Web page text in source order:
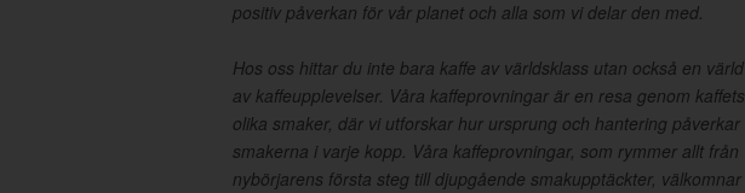
positiv påverkan för vår planet och alla som vi delar den med.
Hos oss hittar du inte bara kaffe av världsklass utan också en värld
av kaffeupplevelser. Våra kaffeprovningar är en resa genom kaffets
olika smaker, där vi utforskar hur ursprung och hantering påverkar
smakerna i varje kopp. Våra kaffeprovningar, som rymmer allt från
nybörjarens första steg till djupgående smakupptäckter, välkomnar